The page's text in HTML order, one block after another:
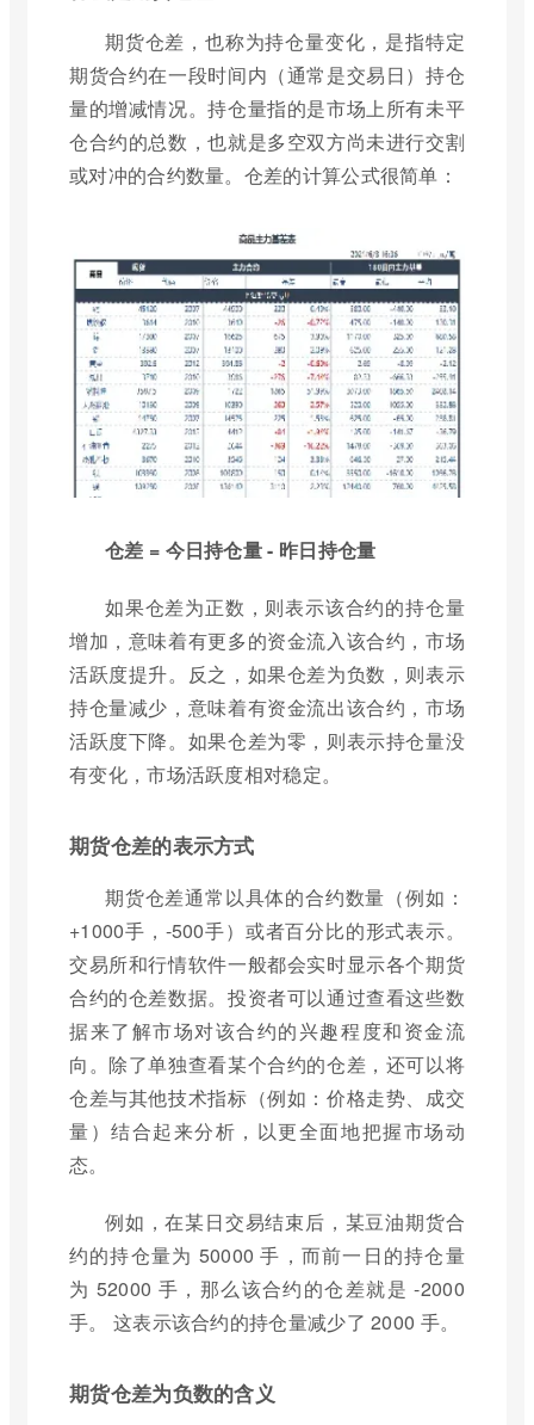
期货仓差，也称为持仓量变化，是指特定
期货合约在一段时间内（通常是交易日）持仓
量的增减情况。持仓量指的是市场上所有未平
仓合约的总数，也就是多空双方尚未进行交割
或对冲的合约数量。仓差的计算公式很简单：
仓差 = 今日持仓量 - 昨日持仓量
如果仓差为正数，则表示该合约的持仓量
增加，意味着有更多的资金流入该合约，市场
活跃度提升。反之，如果仓差为负数，则表示
持仓量减少，意味着有资金流出该合约，市场
活跃度下降。如果仓差为零，则表示持仓量没
有变化，市场活跃度相对稳定。
期货仓差的表示方式
期货仓差通常以具体的合约数量（例如：
+1000手，-500手）或者百分比的形式表示。
交易所和行情软件一般都会实时显示各个期货
合约的仓差数据。投资者可以通过查看这些数
据来了解市场对该合约的兴趣程度和资金流
向。除了单独查看某个合约的仓差，还可以将
仓差与其他技术指标（例如：价格走势、成交
量）结合起来分析，以更全面地把握市场动
态。
例如，在某日交易结束后，某豆油期货合
约的持仓量为 50000 手，而前一日的持仓量
为 52000 手，那么该合约的仓差就是 -2000
手。 这表示该合约的持仓量减少了 2000 手。
期货仓差为负数的含义